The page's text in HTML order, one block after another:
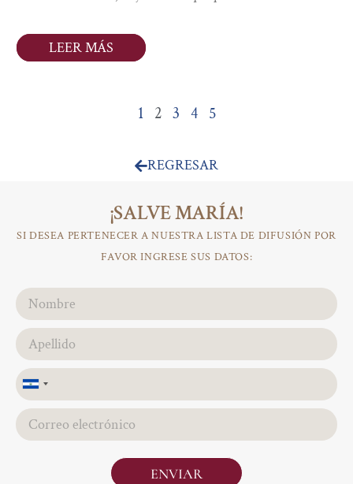
LEER MÁS
1 2 3 4 5
REGRESAR
¡SALVE MARÍA!
SI DESEA PERTENECER A NUESTRA LISTA DE DIFUSIÓN POR
FAVOR INGRESE SUS DATOS:
El
Salvador
+503
ENVIAR